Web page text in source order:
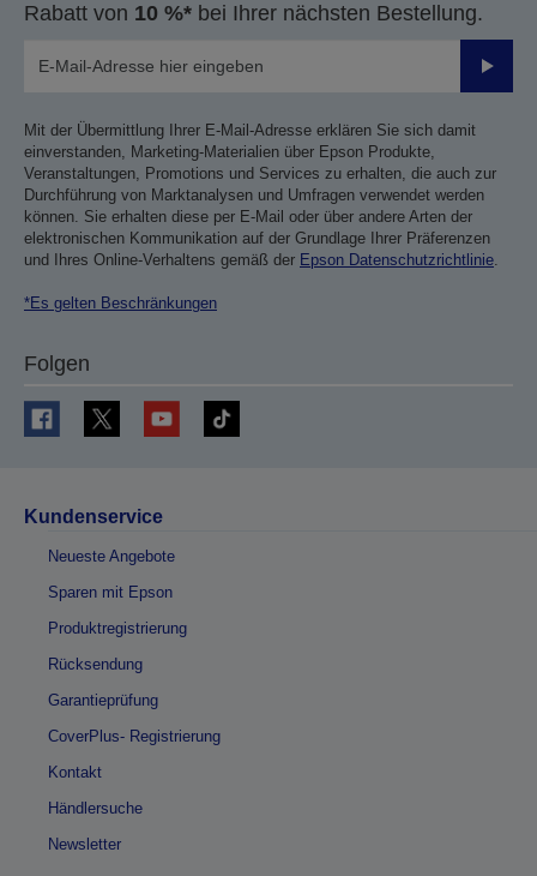
Rabatt von 10 %* bei Ihrer nächsten Bestellung.
Mit der Übermittlung Ihrer E-Mail-Adresse erklären Sie sich damit
einverstanden, Marketing-Materialien über Epson Produkte,
Veranstaltungen, Promotions und Services zu erhalten, die auch zur
Durchführung von Marktanalysen und Umfragen verwendet werden
können. Sie erhalten diese per E-Mail oder über andere Arten der
elektronischen Kommunikation auf der Grundlage Ihrer Präferenzen
und Ihres Online-Verhaltens gemäß der Epson Datenschutzrichtlinie.
*Es gelten Beschränkungen
Folgen
Kundenservice
Neueste Angebote
Sparen mit Epson
Produktregistrierung
Rücksendung
Garantieprüfung
CoverPlus- Registrierung
Kontakt
Händlersuche
Newsletter